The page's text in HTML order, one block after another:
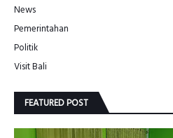
News
Pemerintahan
Politik
Visit Bali
FEATURED POST